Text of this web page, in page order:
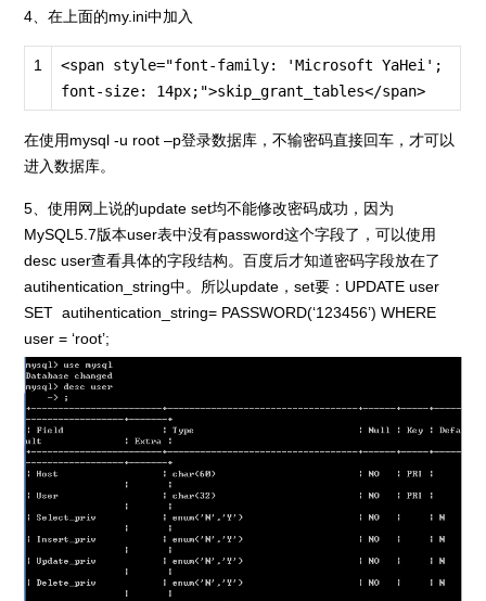
4、在上面的my.ini中加入
1 <span style="font-family: 'Microsoft YaHei';
font-size: 14px;">skip_grant_tables</span>
在使用mysql -u root –p登录数据库，不输密码直接回车，才可以
进入数据库。
5、使用网上说的update set均不能修改密码成功，因为
MySQL5.7版本user表中没有password这个字段了，可以使用
desc user查看具体的字段结构。百度后才知道密码字段放在了
autihentication_string中。所以update，set要：UPDATE user
SET autihentication_string= PASSWORD(‘123456’) WHERE
user = ‘root’;